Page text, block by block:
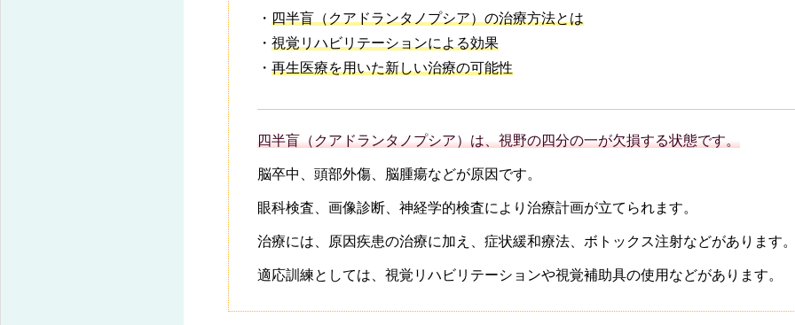
・ 四半盲（クアドランタノプシア）の治療方法とは
・ 視覚リハビリテーションによる効果
・ 再生医療を用いた新しい治療の可能性
四半盲（クアドランタノプシア）は、視野の四分の一が欠損する状態です。
脳卒中、頭部外傷、脳腫瘍などが原因です。
眼科検査、画像診断、神経学的検査により治療計画が立てられます。
治療には、原因疾患の治療に加え、症状緩和療法、ボトックス注射などがあります
適応訓練としては、視覚リハビリテーションや視覚補助具の使用などがあります。